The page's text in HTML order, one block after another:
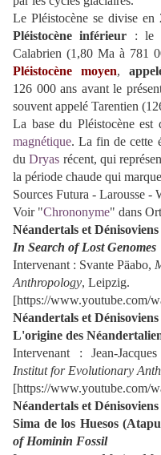
Le Pléistocène se divise
Pléistocène inférieur : le
Calabrien (1,80 Ma à 781
Pléistocène moyen,
126 000 ans avant le
souvent appelé Tarentien
La base du Pléistocène est
magnétique. La fin de cette
duDryas récent, qui
la période chaude qui
Sources Futura - Larousse -
Voir "Chrononyme" dans
Néandertals et Dénisoviens
In Search of Lost Genomes
Intervenant : Svante Päabo,
Anthropology, Leipzig.
[https://www.youtube.com/
Néandertals et Dénisoviens
L'origine des
Intervenant : Jean-
Institut for Evolutionary
[https://www.youtube.com/
Néandertals et Dénisoviens
Sima de los Huesos
of Hominin Fossil